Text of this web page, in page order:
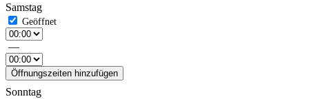
Samstag
—
Öffnungszeiten hinzufügen
Sonntag